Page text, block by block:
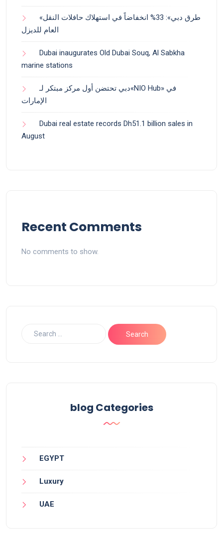
«طرق دبي»: 33% انخفاضاً في استهلاك حافلات النقل
العام للديزل
Dubai inaugurates Old Dubai Souq, Al Sabkha
marine stations
دبي تحتضن أول مركز مبتكر لـ«NIO Hub» في
الإمارات
Dubai real estate records Dh51.1 billion sales in
August
Recent Comments
No comments to show.
blog Categories
EGYPT
Luxury
UAE